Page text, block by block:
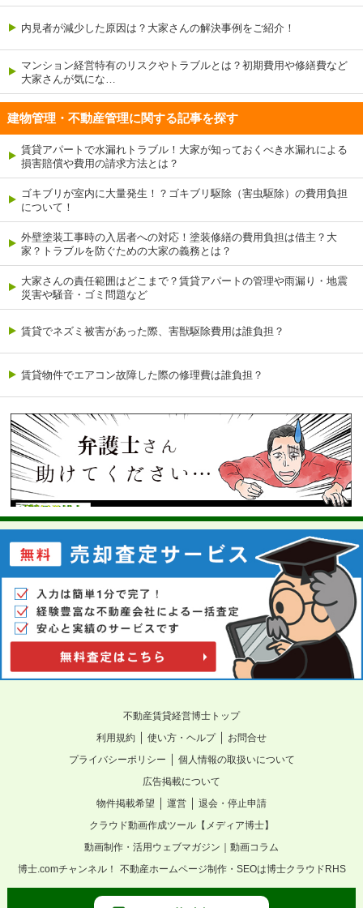
内見者が減少した原因は？大家さんの解決事例をご紹介！
マンション経営特有のリスクやトラブルとは？初期費用や修繕費など
大家さんが気にな…
建物管理・不動産管理に関する記事を探す
賃貸アパートで水漏れトラブル！大家が知っておくべき水漏れによる
損害賠償や費用の請求方法とは？
ゴキブリが室内に大量発生！？ゴキブリ駆除（害虫駆除）の費用負担
について！
外壁塗装工事時の入居者への対応！塗装修繕の費用負担は借主？大
家？トラブルを防ぐための大家の義務とは？
大家さんの責任範囲はどこまで？賃貸アパートの管理や雨漏り・地震
災害や騒音・ゴミ問題など
賃貸でネズミ被害があった際、害獣駆除費用は誰負担？
賃貸物件でエアコン故障した際の修理費は誰負担？
不動産賃貸経営博士トップ
利用規約 ｜ 使い方・ヘルプ｜ お問合せ
プライバシーポリシー ｜ 個人情報の取扱いについて
広告掲載について
物件掲載希望 ｜ 運営 ｜ 退会・停止申請
クラウド動画作成ツール【メディア博士】
動画制作・活用ウェブマガジン｜動画コラム
博士.comチャンネル！
不動産ホームページ制作・SEOは博士クラウドRHS